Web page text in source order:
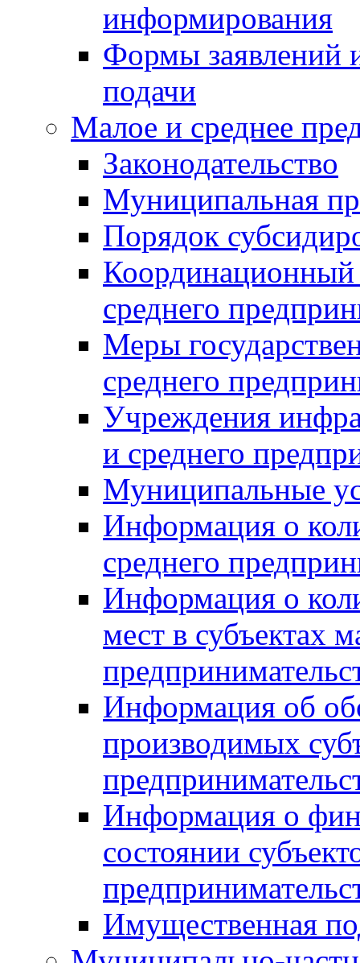
информирования
Формы заявлений
подачи
Малое и среднее
Законодательство
Муниципальная
Порядок
Координационный
среднего
Меры
среднего
Учреждения
и среднего
Муниципальные
Информация о
среднего
Информация о
мест в субъектах
Информация об
производимых
Информация о
состоянии
Имущественная